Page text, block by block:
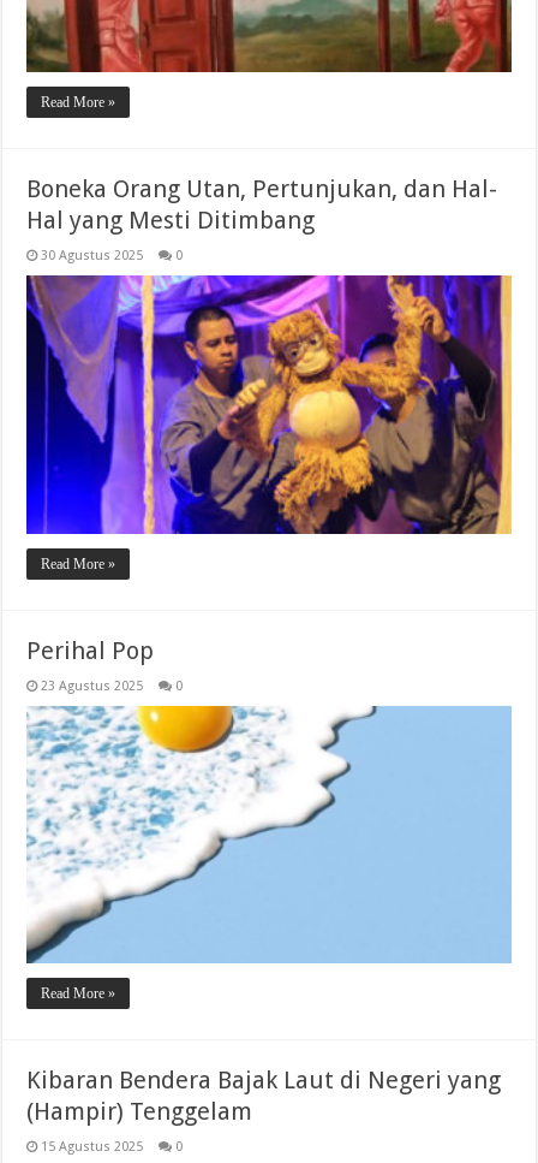
Read More »
Boneka Orang Utan, Pertunjukan, dan Hal-
Hal yang Mesti Ditimbang
30 Agustus 2025 0
Read More »
Perihal Pop
23 Agustus 2025 0
Read More »
Kibaran Bendera Bajak Laut di Negeri yang
(Hampir) Tenggelam
15 Agustus 2025 0